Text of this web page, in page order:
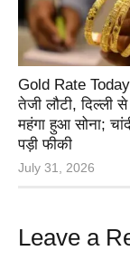
Gold Rate
तेजी लौटी, दिल्ली
महंगा हुआ सोना;
पड़ी फीकी
July 31, 2026
Leave a